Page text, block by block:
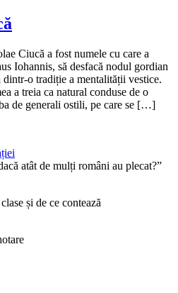
Ciucă a fost numele cu care a
Iohannis, să desfacă nodul gordian
o tradiție a mentalității vestice.
a treia ca natural conduse de o
de generali ostili, pe care se […]
atât de mulți români au plecat?”
și de ce contează